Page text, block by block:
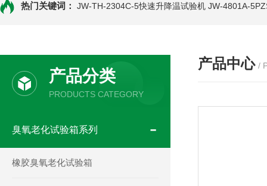
热门关键词： JW-TH-2304C-5快速升降温试验机 JW-4801A-
产品分类
PRODUCTS CATEGORY
臭氧老化试验箱系列
橡胶臭氧老化试验箱
产品中心 /